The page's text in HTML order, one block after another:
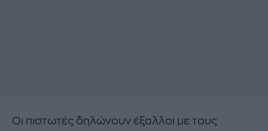
Οι πιστωτές δηλώνουν έξαλλοι με τους